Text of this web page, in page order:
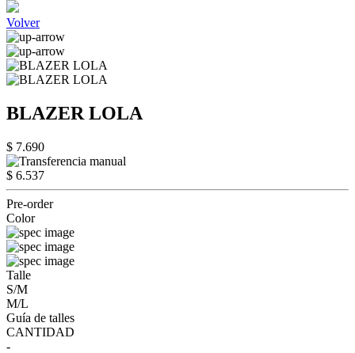
Volver
BLAZER LOLA
$ 7.690
$ 6.537
Pre-order
Color
Talle
S/M
M/L
Guía de talles
CANTIDAD
-